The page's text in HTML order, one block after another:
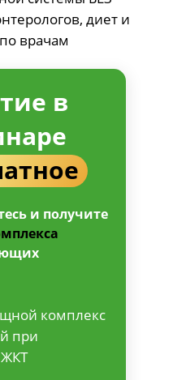
диет и
врачам
в
и получите
комплекс
при